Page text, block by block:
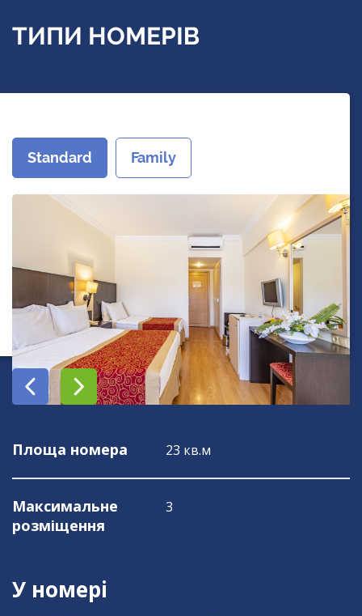
ТИПИ НОМЕРІВ
Standard Family
Площа номера 23 кв.м
Максимальне
розміщення
3
У номері